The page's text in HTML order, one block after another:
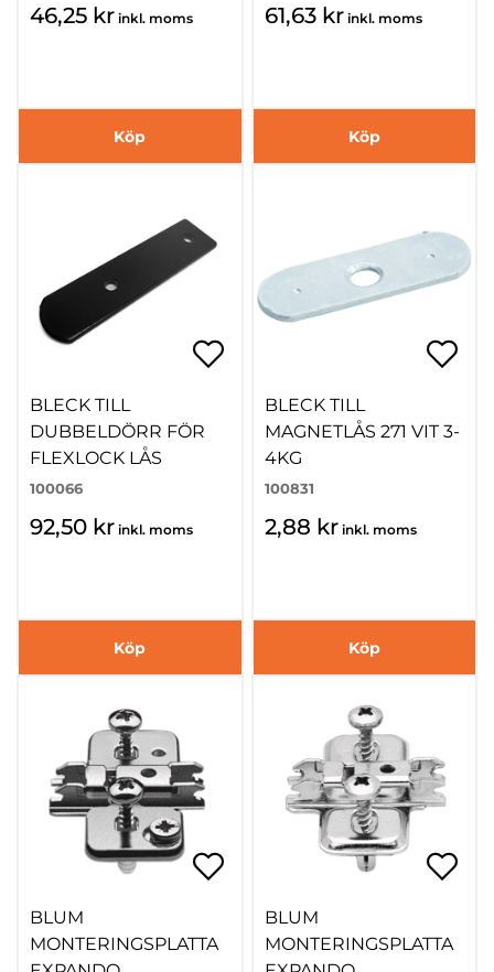
46,25 kr inkl. moms
Köp
61,63 kr inkl. moms
Köp
BLECK TILL
DUBBELDÖRR FÖR
FLEXLOCK LÅS
100066
92,50 kr inkl. moms
Köp
BLECK TILL
MAGNETLÅS 271 VIT 3-
4KG
100831
2,88 kr inkl. moms
Köp
BLUM
MONTERINGSPLATTA
BLUM
MONTERINGSPLATTA